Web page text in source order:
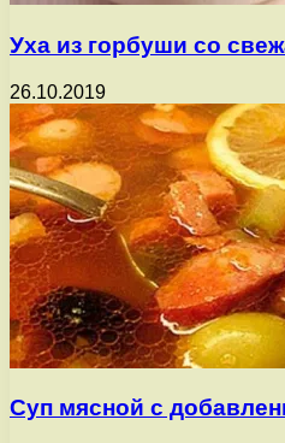
Уха из горбуши со
26.10.2019
Суп мясной с